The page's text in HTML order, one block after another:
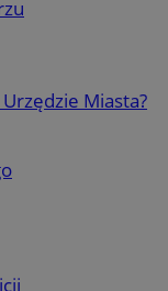
Urzędzie Miasta?